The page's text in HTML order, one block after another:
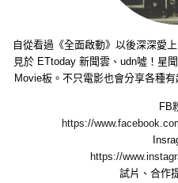
自從看過《全面啟動》以後深深愛
見於 ETtoday 新聞雲、udn噓！星
Movie板。不只電影也會分享各種
FB
https://
https://
試片、合作